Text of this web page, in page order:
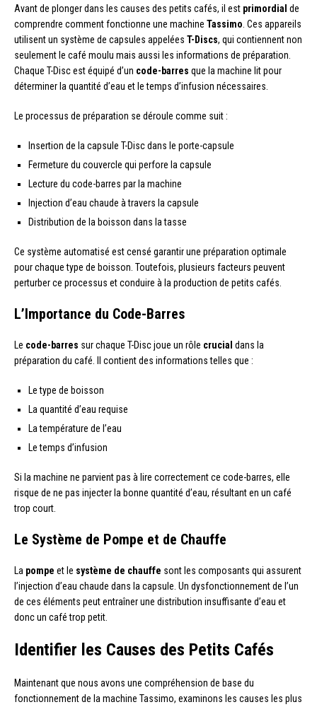
Avant de plonger dans les causes des petits cafés, il est primordial de
comprendre comment fonctionne une machine Tassimo. Ces appareils
utilisent un système de capsules appelées T-Discs, qui contiennent non
seulement le café moulu mais aussi les informations de préparation.
Chaque T-Disc est équipé d’un code-barres que la machine lit pour
déterminer la quantité d’eau et le temps d’infusion nécessaires.
Le processus de préparation se déroule comme suit :
Insertion de la capsule T-Disc dans le porte-capsule
Fermeture du couvercle qui perfore la capsule
Lecture du code-barres par la machine
Injection d’eau chaude à travers la capsule
Distribution de la boisson dans la tasse
Ce système automatisé est censé garantir une préparation optimale
pour chaque type de boisson. Toutefois, plusieurs facteurs peuvent
perturber ce processus et conduire à la production de petits cafés.
L’Importance du Code-Barres
Le code-barres sur chaque T-Disc joue un rôle crucial dans la
préparation du café. Il contient des informations telles que :
Le type de boisson
La quantité d’eau requise
La température de l’eau
Le temps d’infusion
Si la machine ne parvient pas à lire correctement ce code-barres, elle
risque de ne pas injecter la bonne quantité d’eau, résultant en un café
trop court.
Le Système de Pompe et de Chauffe
La pompe et le système de chauffe sont les composants qui assurent
l’injection d’eau chaude dans la capsule. Un dysfonctionnement de l’un
de ces éléments peut entraîner une distribution insuffisante d’eau et
donc un café trop petit.
Identifier les Causes des Petits Cafés
Maintenant que nous avons une compréhension de base du
fonctionnement de la machine Tassimo, examinons les causes les plus